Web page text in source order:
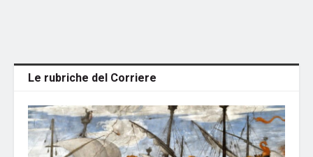
Le rubriche del Corriere